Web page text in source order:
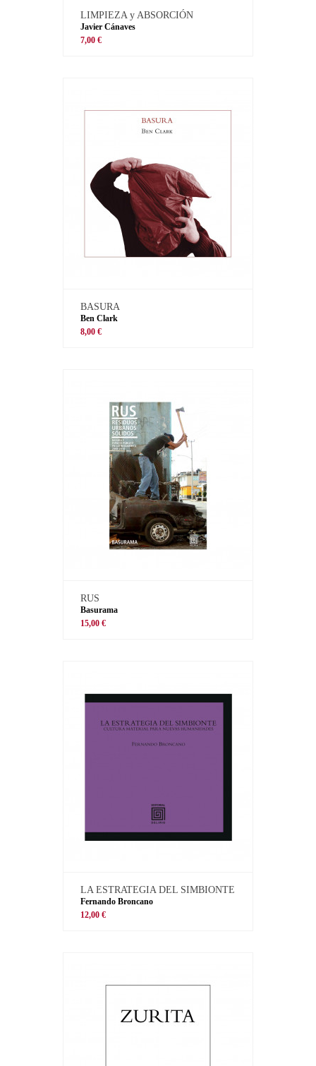
LIMPIEZA y ABSORCIÓN
Javier Cánaves
7,00 €
BASURA
Ben Clark
8,00 €
RUS
Basurama
15,00 €
LA ESTRATEGIA DEL SIMBIONTE
Fernando Broncano
12,00 €